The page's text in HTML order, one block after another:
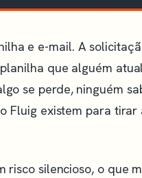
e e-mail. A
que alguém
se perde, ninguém
Fluig existem para tirar
risco silencioso, o que